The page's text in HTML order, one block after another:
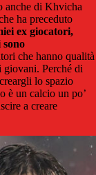
anche di Khvicha
ha preceduto
ex giocatori,
che hanno qualità
giovani. Perché di
lo spazio
è un calcio un po’
a creare